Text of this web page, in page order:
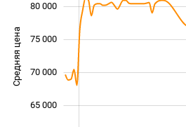
Средняя цена
65 000
70 000
75 000
80 000